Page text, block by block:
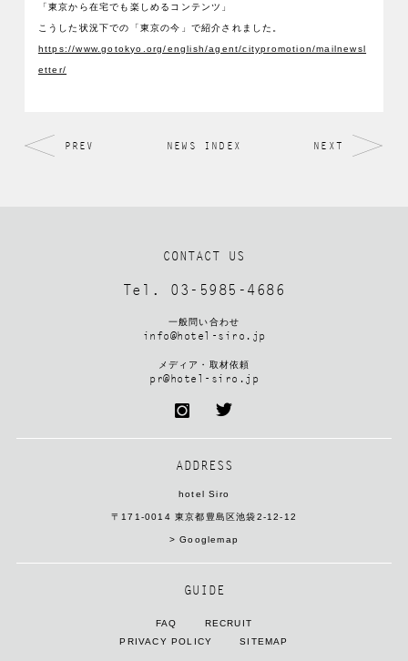
「東京から在宅でも楽しめるコンテンツ」
こうした状況下での「東京の今」で紹介されました。
https://www.gotokyo.org/english/agent/citypromotion/mailnewsl
etter/
PREV NEWS INDEX NEXT
ADDRESS
hotel Siro
〒171-0014 東京都豊島区池袋2-12-12
> Googlemap
CONTACT US
Tel. 03-5985-4686
一般問い合わせ
info@hotel-siro.jp
メディア・取材依頼
pr@hotel-siro.jp
GUIDE
FAQ
RECRUIT
PRIVACY POLICY
SITEMAP